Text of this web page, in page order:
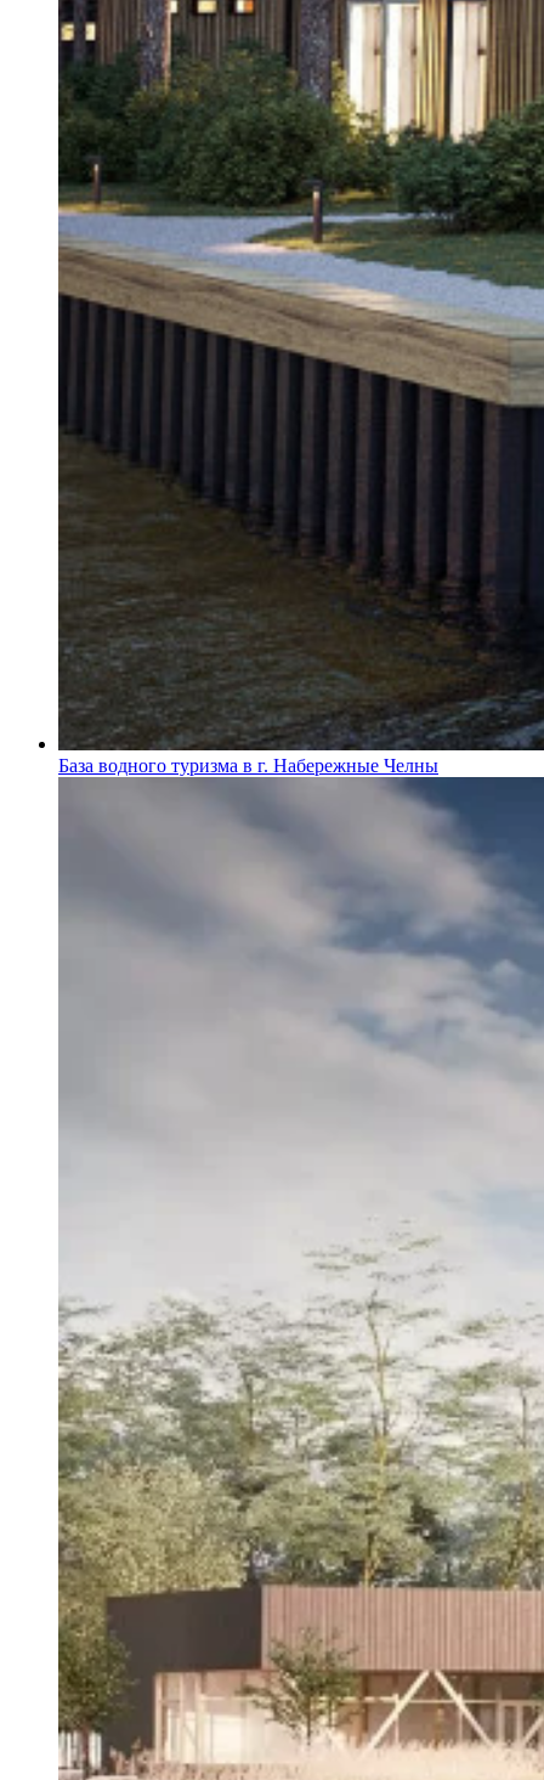
База водного туризма в г. Набережные Челны